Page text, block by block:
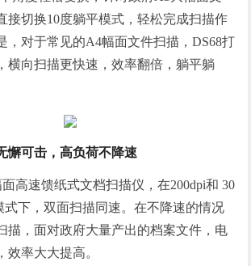
接切换10度躺平模式，轻松完成扫描作
，对于常见的A4幅面文件扫描，DS68打
横向扫描更快速，效率翻倍，躺平躺
懈可击，高负荷不降速
高速馈纸式文档扫描仪，在200dpi和 30
式下，双面扫描同速。在不降速的情况
描，面对政府大量产出的档案文件，电
效率大大提高。